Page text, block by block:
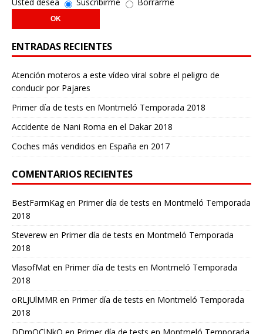
ENTRADAS RECIENTES
Atención moteros a este vídeo viral sobre el peligro de
conducir por Pajares
Primer día de tests en Montmeló Temporada 2018
Accidente de Nani Roma en el Dakar 2018
Coches más vendidos en España en 2017
COMENTARIOS RECIENTES
BestFarmKagen Primer día de tests en Montmeló Temporada
2018
Steverew en Primer día de tests en Montmeló Temporada
2018
VlasofMat en Primer día de tests en Montmeló Temporada
2018
oRLJUlMMR en Primer día de tests en Montmeló Temporada
2018